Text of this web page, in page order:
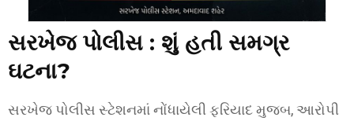
સરખેજ પોલીસ : શું હતી સમગ્ર
ઘટના?
સરખેજ પોલીસ સ્ટેશનમાં નોંધાયેલી ફરિયાદ મુજબ, આરોપી